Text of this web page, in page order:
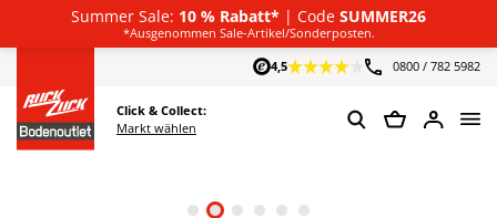
Summer Sale: 10 % Rabatt* | Code SUMMER26
*Ausgenommen Sale-Artikel/Sonderposten.
4,5
0800 / 782 5982
Click & Collect:
Markt wählen
Deutsch